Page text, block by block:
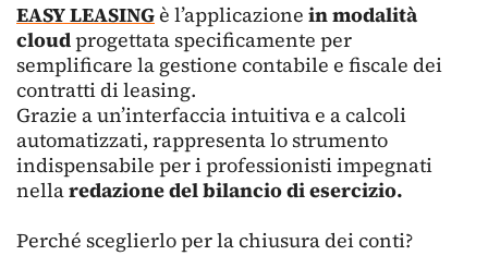
EASY LEASINGè l’applicazione in modalità
cloudprogettata specificamente per
semplificare la gestione contabile e fiscale dei
contratti di leasing.
Grazie a un’interfaccia intuitiva e a calcoli
automatizzati, rappresenta lo strumento
indispensabile per i professionisti impegnati
nellaredazione del bilancio di esercizio.
Perché sceglierlo per la chiusura dei conti?